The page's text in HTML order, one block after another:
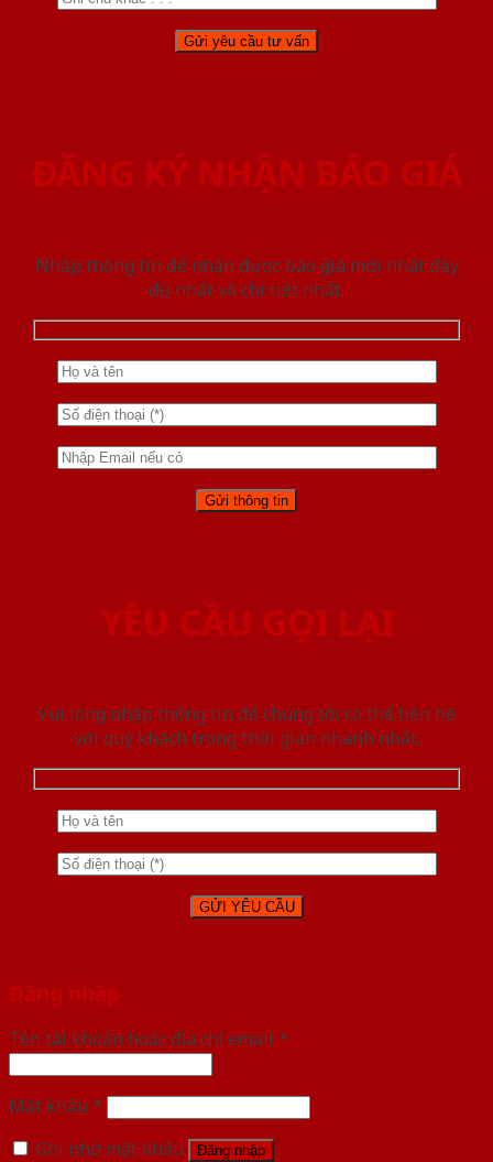
ĐĂNG KÝ NHẬN BÁO GIÁ
Nhập thông tin để nhận được báo giá mới nhât đầy
đủ nhất và chi tiết nhất.
YÊU CẦU GỌI LẠI
Vui lòng nhập thông tin để chúng tôi có thể liên hệ
với quý khách trong thời gian nhanh nhất.
Đăng nhập
Tên tài khoản hoặc địa chỉ email *
Mật khẩu *
Ghi nhớ mật khẩu
Đăng nhập